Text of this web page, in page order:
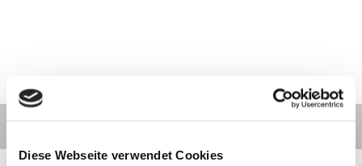
Diese Webseite verwendet Cookies